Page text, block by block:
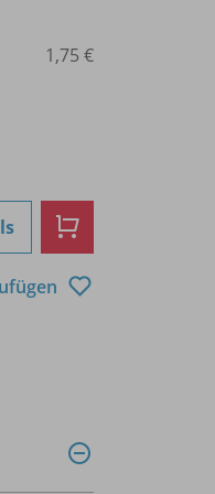
1,75 €